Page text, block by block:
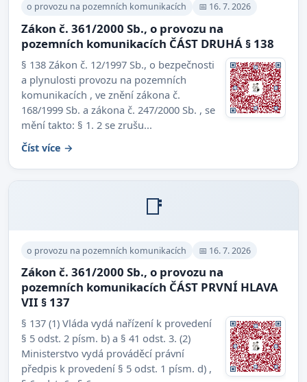
o provozu na pozemních komunikacích 📅 16. 7. 2026
Zákon č. 361/2000 Sb., o provozu na
pozemních komunikacích ČÁST DRUHÁ § 138
§ 138 Zákon č. 12/1997 Sb., o bezpečnosti
a plynulosti provozu na pozemních
komunikacích , ve znění zákona č.
168/1999 Sb. a zákona č. 247/2000 Sb. , se
mění takto: § 1. 2 se zrušu...
Číst více →
📑
o provozu na pozemních komunikacích 📅 16. 7. 2026
Zákon č. 361/2000 Sb., o provozu na
pozemních komunikacích ČÁST PRVNÍ HLAVA
VII § 137
§ 137 (1) Vláda vydá nařízení k provedení
§ 5 odst. 2 písm. b) a § 41 odst. 3. (2)
Ministerstvo vydá prováděcí právní
předpis k provedení § 5 odst. 1 písm. d) ,